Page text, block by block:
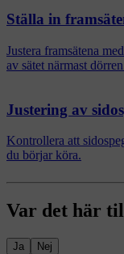
Ställa in
Justera framsätena
av sätet närmast
Justering av
Kontrollera att
du börjar köra.
Var det här
Ja Nej